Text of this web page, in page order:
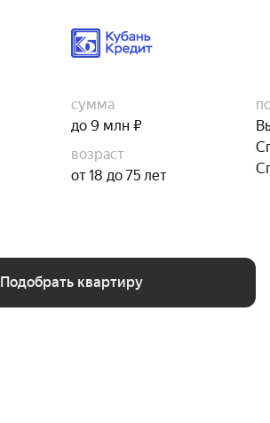
сумма
до 9 млн ₽
возраст
от 18 до 75 лет
Подобрать квартиру